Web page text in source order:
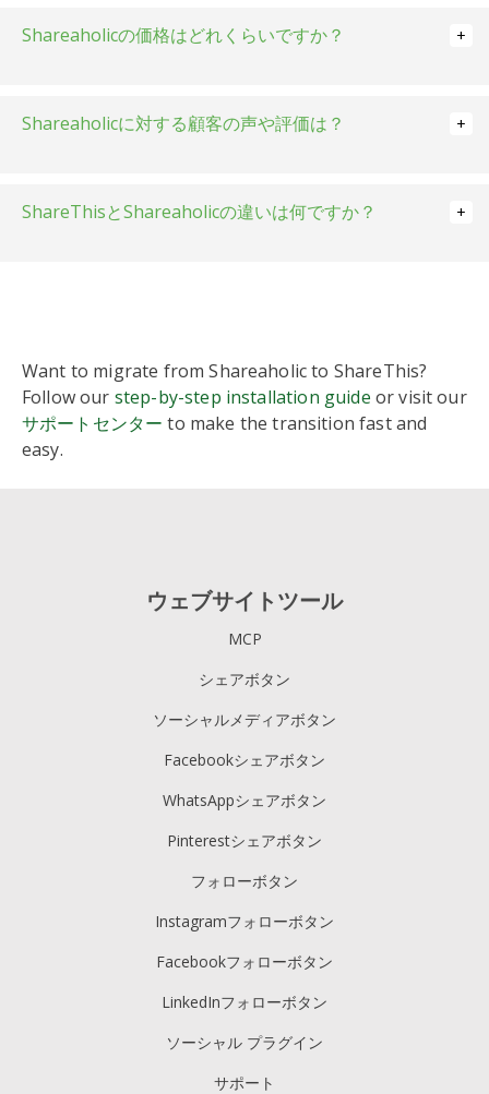
Shareaholicの価格はどれくらいですか？
Shareaholicに対する顧客の声や評価は？
ShareThisとShareaholicの違いは何ですか？
ShareThis
Always-free share, follow,
reaction, image and video
platforms like WordPress,
Shopify, and more
Lightweight, asynchronous
down your site
Straightforward, brand-
without extra monetization
layers
Social share buttons plus
related posts, analytics, and
Options to insert affiliate
links, sponsored content,
and additional ads
Central dashboard to
manage multiple “apps” and
placements from one place
Want to migrate from Shareaholic to ShareThis?
Follow our step-by-step installation guide or visit our
サポートセンター to make the transition fast and
easy.
ウェブサイトツール
MCP
シェアボタン
ソーシャルメディアボタン
Facebookシェアボタン
WhatsAppシェアボタン
Pinterestシェアボタン
フォローボタン
Instagramフォローボタン
Facebookフォローボタン
LinkedInフォローボタン
ソーシャル プラグイン
サポート